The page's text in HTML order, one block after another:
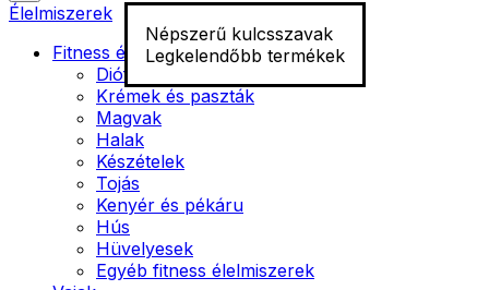
Népszerű kulcsszavak
Legkelendőbb termékek
Élelmiszerek
Fitness élelmiszer
Diófélék
Krémek és paszták
Magvak
Halak
Készételek
Tojás
Kenyér és pékáru
Hús
Hüvelyesek
Egyéb fitness élelmiszerek